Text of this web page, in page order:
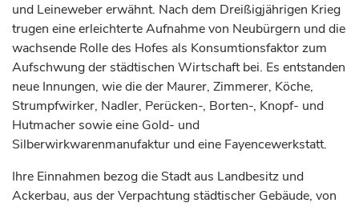
und Leineweber erwähnt. Nach dem Dreißigjährigen Krieg
trugen eine erleichterte Aufnahme von Neubürgern und die
wachsende Rolle des Hofes als Konsumtionsfaktor zum
Aufschwung der städtischen Wirtschaft bei. Es entstanden
neue Innungen, wie die der Maurer, Zimmerer, Köche,
Strumpfwirker, Nadler, Perücken-, Borten-, Knopf- und
Hutmacher sowie eine Gold- und
Silberwirkwarenmanufaktur und eine Fayencewerkstatt.
Ihre Einnahmen bezog die Stadt aus Landbesitz und
Ackerbau, aus der Verpachtung städtischer Gebäude, von